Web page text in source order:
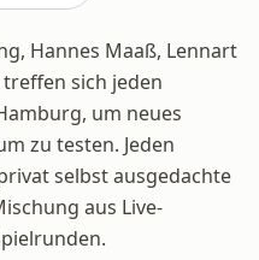
Hannes Maaß, Lennart
sich jeden
um neues
zu testen. Jeden
selbst ausgedachte
aus Live-